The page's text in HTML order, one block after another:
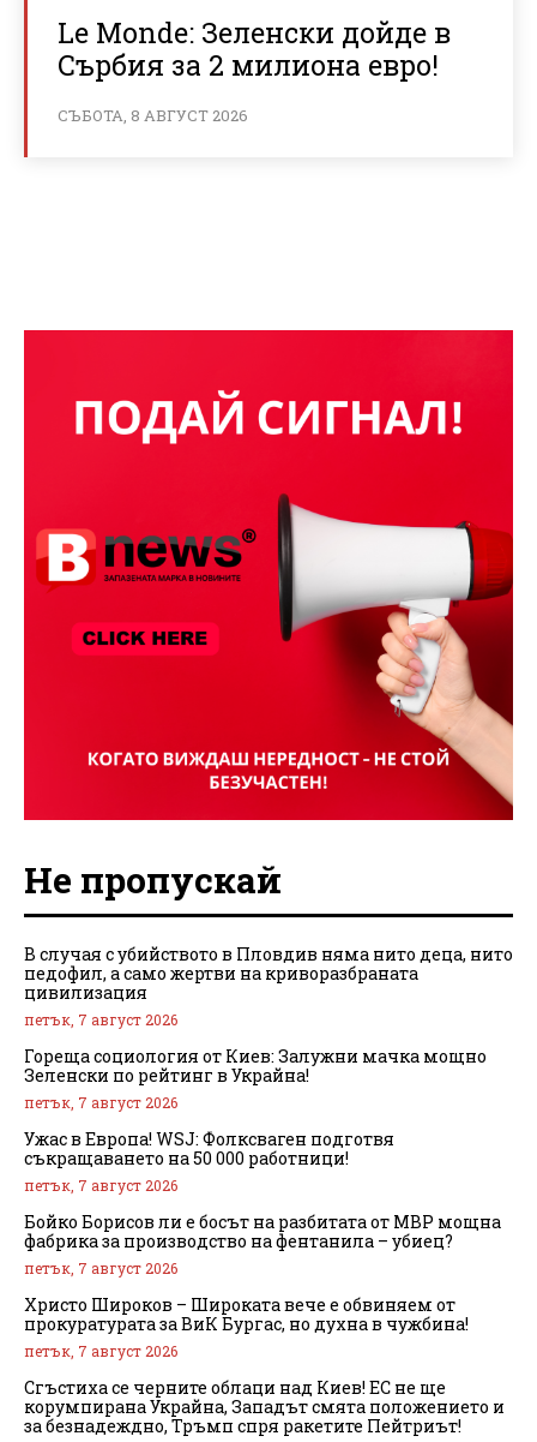
Le Monde: Зеленски дойде в
Сърбия за 2 милиона евро!
СЪБОТА, 8 АВГУСТ 2026
Не пропускай
В случая с убийството в Пловдив няма нито деца, нито
педофил, а само жертви на криворазбраната
цивилизация
петък, 7 август 2026
Гореща социология от Киев: Залужни мачка мощно
Зеленски по рейтинг в Украйна!
петък, 7 август 2026
Ужас в Европа! WSJ: Фолксваген подготвя
съкращаването на 50 000 работници!
петък, 7 август 2026
Бойко Борисов ли е босът на разбитата от МВР мощна
фабрика за производство на фентанила – убиец?
петък, 7 август 2026
Христо Широков – Широката вече е обвиняем от
прокуратурата за ВиК Бургас, но духна в чужбина!
петък, 7 август 2026
Сгъстиха се черните облаци над Киев! ЕС не ще
корумпирана Украйна, Западът смята положението и
за безнадеждно, Тръмп спря ракетите Пейтриът!